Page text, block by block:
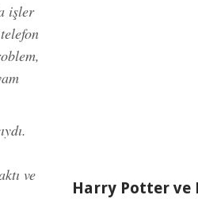
işler
ve
Harry Potter ve